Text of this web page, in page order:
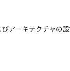
アーキテクチャの